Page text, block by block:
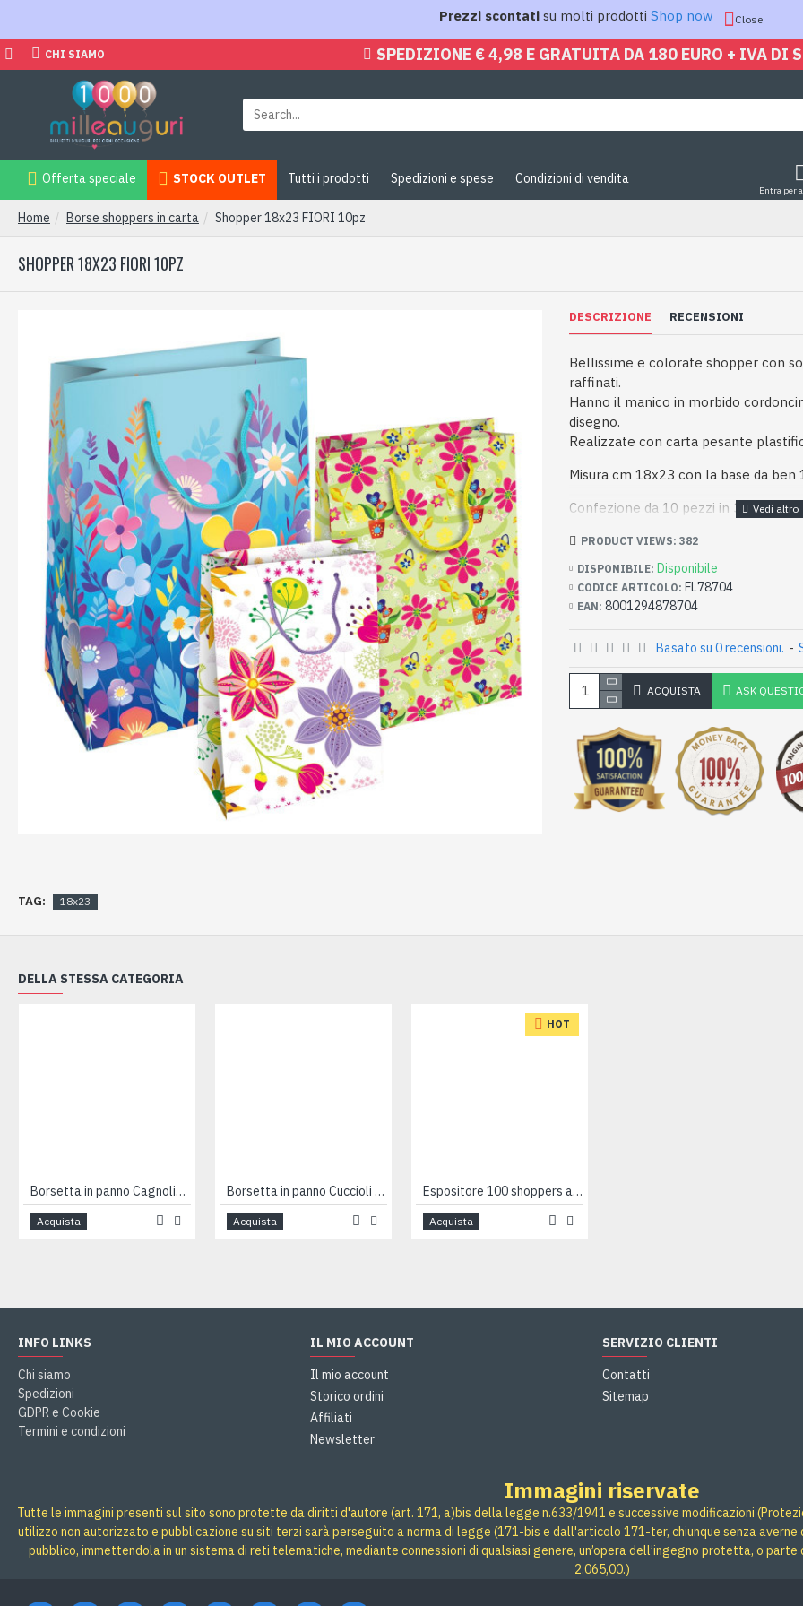
Prezzi scontati su molti prodotti Shop now Close
CHI SIAMO SPEDIZIONE € 4,98 E GRATUITA DA 180 EURO + IVA DI
Offerta speciale STOCK OUTLET Tutti i prodotti Spedizioni e spese Condizioni di vendita
Entra per
Home Borse shoppers in carta Shopper 18x23 FIORI 10pz
SHOPPER 18X23 FIORI 10PZ
DESCRIZIONE RECENSIONI
Bellissime e colorate shopper con
raffinati.
Hanno il manico in morbido
disegno.
Realizzate con carta pesante
Misura cm 18x23 con la base da ben
Confezione da 10 pezzi in 3 soggetti
DISPONIBILE: Disponibile
CODICE ARTICOLO: FL78704
EAN: 8001294878704
PRODUCT VIEWS: 382
Basato su 0 recensioni. -
ACQUISTA ASK
TAG: 18x23
DELLA STESSA CATEGORIA
Borsetta in panno Cagnolino arancio PROMO
Acquista
Borsetta in panno Cuccioli rosa
Acquista
HOT
Espositore 100 shoppers assortite
Acquista
INFO LINKS
Chi siamo
Spedizioni
GDPR e Cookie
Termini e condizioni
IL MIO ACCOUNT
Il mio account
Storico ordini
Affiliati
Newsletter
SERVIZIO CLIENTI
Contatti
Sitemap
Immagini riservate
Tutte le immagini presenti sul sito sono protette da diritti d'autore (art. 171, a)bis della legge n.633/1941 e successive modificazioni
utilizzo non autorizzato e pubblicazione su siti terzi sarà perseguito a norma di legge (171-bis e dall'articolo 171-ter, chiunque senza
pubblico, immettendola in un sistema di reti telematiche, mediante connessioni di qualsiasi genere, un’opera dell’ingegno protetta, o
2.065,00.)